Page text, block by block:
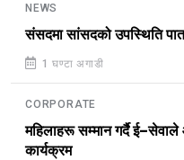
NEWS
संसदमा सांसदको उपस्थिति
1 घण्टा अगाडी
CORPORATE
महिलाहरू सम्मान गर्दै ई–सेवाले
कार्यक्रम